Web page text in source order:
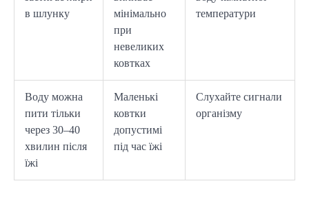
в шлунку
мінімально
при
невеликих
ковтках
температури
Воду можна
пити тільки
через 30–40
хвилин після
їжі
Маленькі
ковтки
допустимі
під час їжі
Слухайте сигнали
організму